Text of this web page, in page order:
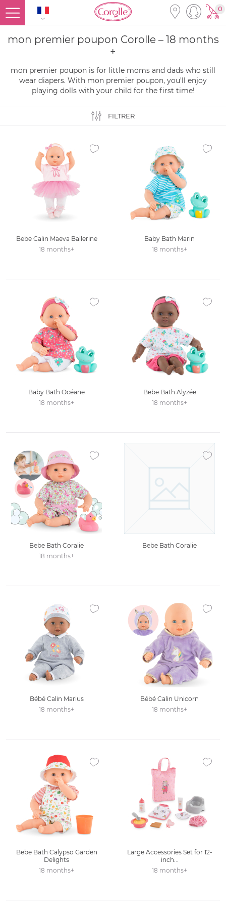
0
mon premier poupon Corolle – 18 months
+
mon premier poupon is for little moms and dads who still
wear diapers. With mon premier poupon, you’ll enjoy
playing dolls with your child for the first time!
FILTRER
Bebe Calin Maeva Ballerine
18 months+
Ajouter à la liste des favoris
Baby Bath Marin
18 months+
Baby Bath Océane
18 months+
Ajouter à la liste des favoris
Bebe Bath Alyzée
18 months+
Bebe Bath Coralie
18 months+
Ajouter à la liste des favoris
Bebe Bath Coralie
Bébé Calin Marius
18 months+
Ajouter à la liste des favoris
Bébé Calin Unicorn
18 months+
Bebe Bath Calypso Garden
Delights
18 months+
Ajouter à la liste des favoris
Large Accessories Set for 12-
inch...
18 months+